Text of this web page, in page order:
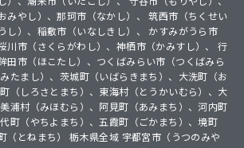
みやし）、那珂市（なかし）、 筑西市（ちくせい
し）、稲敷市（いなしきし）、 かすみがうら市
川市（さくらがわし）、神栖市（かみすし）、 行
田市（ほこたし）、つくばみらい市（つくばみら
たまし）、茨城町（いばらきまち）、大洗町（お
（しろさとまち）、東海村（とうかいむら）、大
浦村（みほむら）、阿見町（あみまち）、河内町
代町（やちよまち）、五霞町（ごかまち）、境町
（とねまち） 栃木県全域 宇都宮市（うつのみや